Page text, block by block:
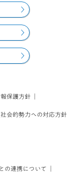
保護方針
社会的勢力への対応方針
の連携について